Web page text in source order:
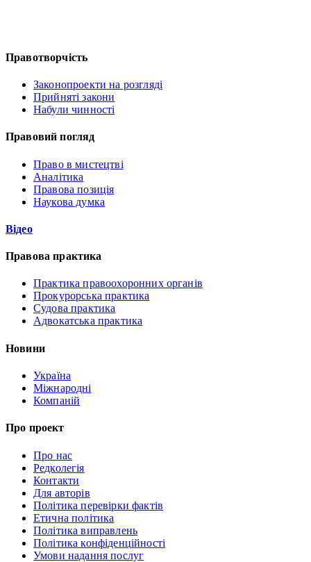
Правотворчість
Законопроекти на розгляді
Прийняті закони
Набули чинності
Правовий погляд
Право в мистецтві
Аналітика
Правова позиція
Наукова думка
Відео
Правова практика
Практика правоохоронних органів
Прокурорська практика
Судова практика
Адвокатська практика
Новини
Україна
Міжнародні
Компаній
Про проект
Про нас
Редколегія
Контакти
Для авторів
Політика перевірки фактів
Етична політика
Політика виправлень
Політика конфіденційності
Умови надання послуг